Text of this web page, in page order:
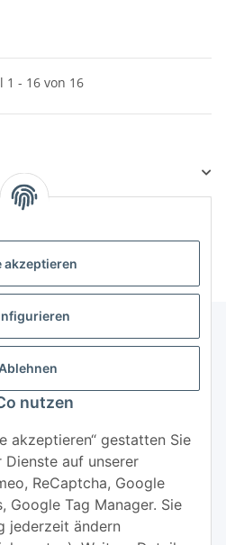
akzeptieren
nutzen
akzeptieren“ gestatten Sie
auf unserer
ReCaptcha, Google
Google Tag Manager. Sie
jederzeit ändern
1 - 16 von 16